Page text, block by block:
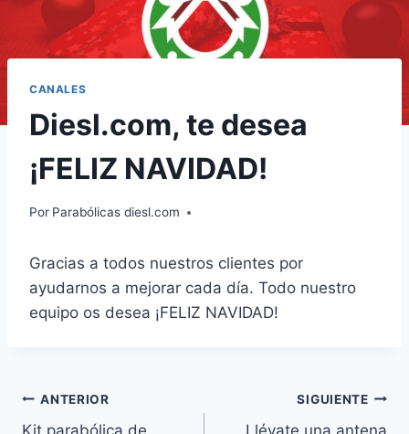
CANALES
Diesl.com, te desea
¡FELIZ NAVIDAD!
Por Parabólicas diesl.com
Gracias a todos nuestros clientes por
ayudarnos a mejorar cada día. Todo nuestro
equipo os desea ¡FELIZ NAVIDAD!
Navegación
ANTERIOR SIGUIENTE